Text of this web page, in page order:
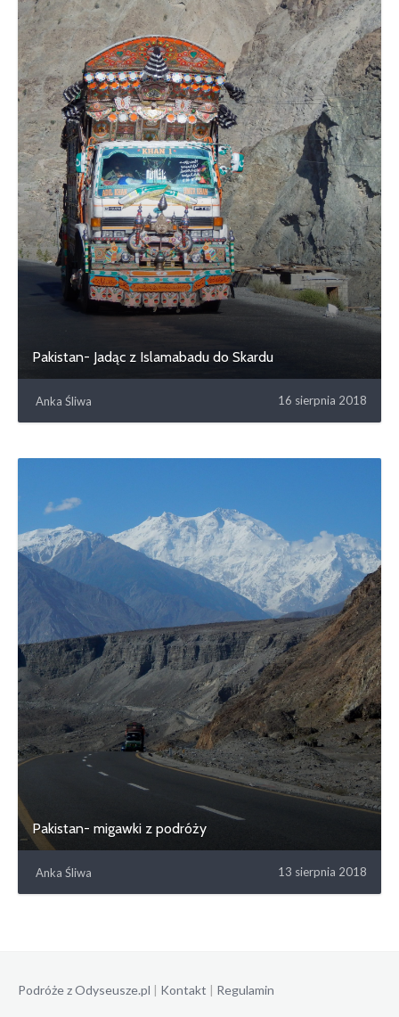
Pakistan- Jadąc z Islamabadu do Skardu
Anka Śliwa 16 sierpnia 2018
Pakistan- migawki z podróży
Anka Śliwa 13 sierpnia 2018
Podróże z Odyseusze.pl | Kontakt | Regulamin